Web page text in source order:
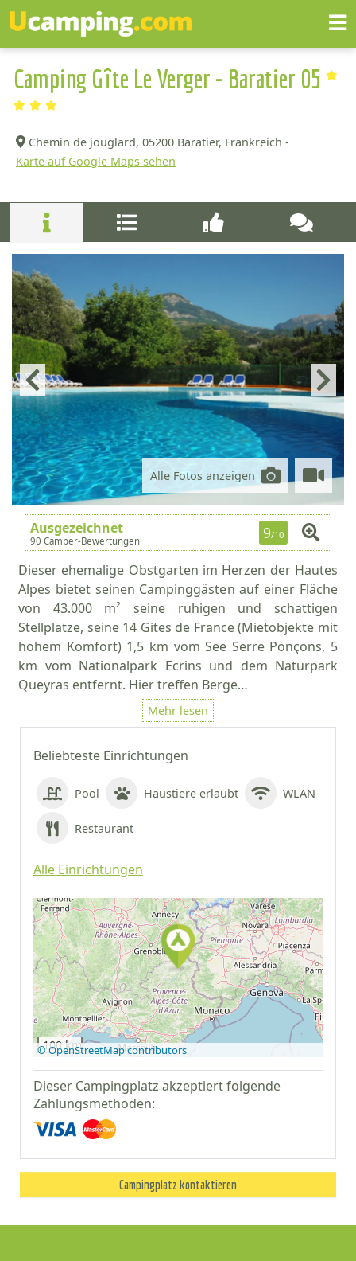
Camping Gîte Le Verger - Baratier 05
Chemin de jouglard, 05200 Baratier, Frankreich -
Karte auf Google Maps sehen
Beliebteste Einrichtungen
Pool Haustiere erlaubt WLAN
Restaurant
Alle Einrichtungen
Auf Google Maps
anzeigen
100 km
© OpenStreetMap contributors
Dieser Campingplatz akzeptiert folgende
Zahlungsmethoden:
Campingplatz kontaktieren
Alle Fotos anzeigen
Ausgezeichnet
90 Camper-Bewertungen 9/10
Dieser ehemalige Obstgarten im Herzen der Hautes
Alpes bietet seinen Campinggästen auf einer Fläche
von 43.000 m² seine ruhigen und schattigen
Stellplätze, seine 14 Gites de France (Mietobjekte mit
hohem Komfort) 1,5 km vom See Serre Ponçons, 5
km vom Nationalpark Ecrins und dem Naturpark
Queyras entfernt. Hier treffen Berge…